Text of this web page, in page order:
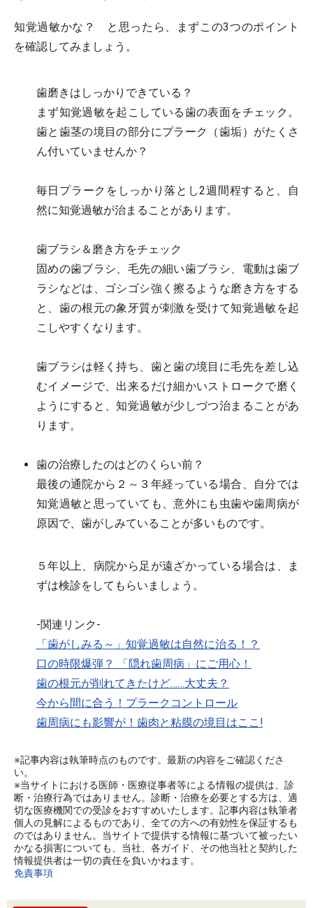
知覚過敏かな？ と思ったら、まずこの3つのポイント
を確認してみましょう。
歯磨きはしっかりできている？
まず知覚過敏を起こしている歯の表面をチェック。
歯と歯茎の境目の部分にプラーク（歯垢）がたくさ
ん付いていませんか？
毎日プラークをしっかり落とし2週間程すると、自
然に知覚過敏が治まることがあります。
歯ブラシ＆磨き方をチェック
固めの歯ブラシ、毛先の細い歯ブラシ、電動は歯ブ
ラシなどは、ゴシゴシ強く擦るような磨き方をする
と、歯の根元の象牙質が刺激を受けて知覚過敏を起
こしやすくなります。
歯ブラシは軽く持ち、歯と歯の境目に毛先を差し込
むイメージで、出来るだけ細かいストロークで磨く
ようにすると、知覚過敏が少しづつ治まることがあ
ります。
歯の治療したのはどのくらい前？
最後の通院から２～３年経っている場合、自分では
知覚過敏と思っていても、意外にも虫歯や歯周病が
原因で、歯がしみていることが多いものです。
５年以上、病院から足が遠ざかっている場合は、ま
ずは検診をしてもらいましょう。
-関連リンク-
「歯がしみる～」知覚過敏は自然に治る！？
口の時限爆弾？ 「隠れ歯周病」にご用心！
歯の根元が削れてきたけど……大丈夫？
今から間に合う！プラークコントロール
歯周病にも影響が！歯肉と粘膜の境目はここ!
※記事内容は執筆時点のものです。最新の内容をご確認くださ
い。
※当サイトにおける医師・医療従事者等による情報の提供は、診
断・治療行為ではありません。診断・治療を必要とする方は、適
切な医療機関での受診をおすすめいたします。記事内容は執筆者
個人の見解によるものであり、全ての方への有効性を保証するも
のではありません。当サイトで提供する情報に基づいて被ったい
かなる損害についても、当社、各ガイド、その他当社と契約した
情報提供者は一切の責任を負いかねます。
免責事項